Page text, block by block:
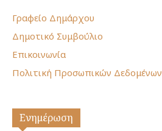
Γραφείο Δημάρχου
Δημοτικό Συμβούλιο
Επικοινωνία
Πολιτική Προσωπικών Δεδομένων
Ενημέρωση